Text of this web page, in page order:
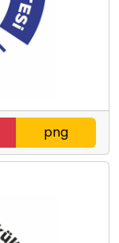
png